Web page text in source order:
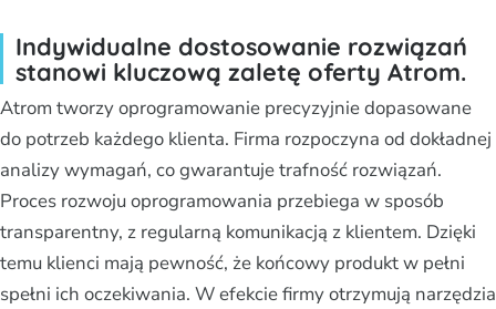
Indywidualne dostosowanie rozwiązań
stanowi kluczową zaletę oferty Atrom.
Atrom tworzy oprogramowanie precyzyjnie dopasowane
do potrzeb każdego klienta. Firma rozpoczyna od dokładnej
analizy wymagań, co gwarantuje trafność rozwiązań.
Proces rozwoju oprogramowania przebiega w sposób
transparentny, z regularną komunikacją z klientem. Dzięki
temu klienci mają pewność, że końcowy produkt w pełni
spełni ich oczekiwania. W efekcie firmy otrzymują narzędzia